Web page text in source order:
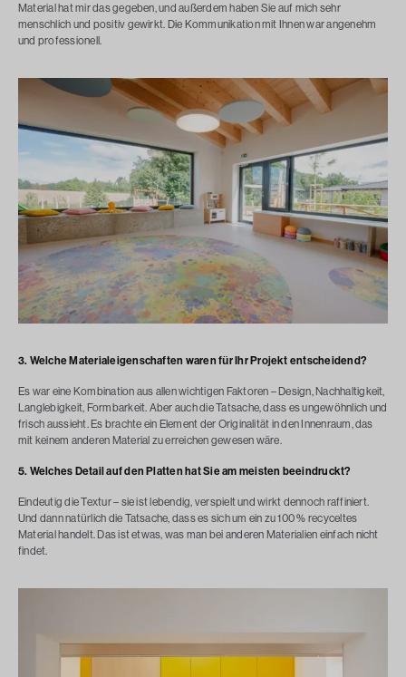
Material hat mir das gegeben, und außerdem haben Sie auf mich sehr
menschlich und positiv gewirkt. Die Kommunikation mit Ihnen war angenehm
und professionell.
3. Welche Materialeigenschaften waren für Ihr Projekt entscheidend?
Es war eine Kombination aus allen wichtigen Faktoren – Design, Nachhaltigkeit,
Langlebigkeit, Formbarkeit. Aber auch die Tatsache, dass es ungewöhnlich und
frisch aussieht. Es brachte ein Element der Originalität in den Innenraum, das
mit keinem anderen Material zu erreichen gewesen wäre.
5. Welches Detail auf den Platten hat Sie am meisten beeindruckt?
Eindeutig die Textur – sie ist lebendig, verspielt und wirkt dennoch raffiniert.
Und dann natürlich die Tatsache, dass es sich um ein zu 100 % recyceltes
Material handelt. Das ist etwas, was man bei anderen Materialien einfach nicht
findet.